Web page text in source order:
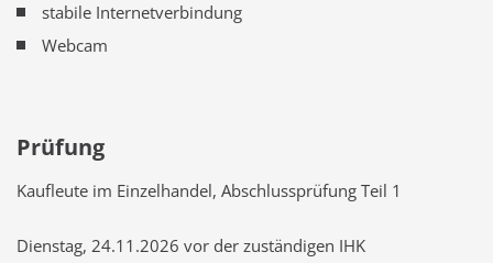
stabile Internetverbindung
Webcam
Prüfung
Kaufleute im Einzelhandel, Abschlussprüfung Teil 1
Dienstag, 24.11.2026 vor der zuständigen IHK